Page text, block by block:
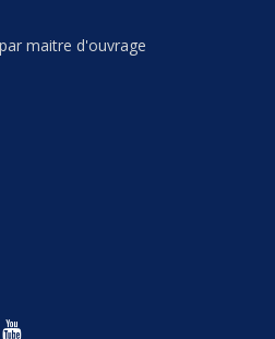
maitre d'ouvrage